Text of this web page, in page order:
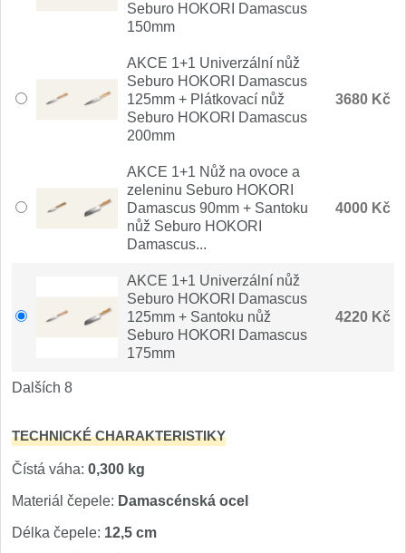
Nože Samura MO-V
Nože Samura Bamboo 1
Ostřiče nožů V-Sharp
Doplňky a díly 6
Seburo HOKORI Damascus
150mm
AKCE 1+1 Univerzální nůž
Seburo HOKORI Damascus
125mm + Plátkovací nůž
Seburo HOKORI Damascus
200mm
3680 Kč
AKCE 1+1 Nůž na ovoce a
zeleninu Seburo HOKORI
Damascus 90mm + Santoku
nůž Seburo HOKORI
Damascus...
4000 Kč
AKCE 1+1 Univerzální nůž
Seburo HOKORI Damascus
125mm + Santoku nůž
Seburo HOKORI Damascus
175mm
4220 Kč
Dalších 8
TECHNICKÉ CHARAKTERISTIKY
Čístá váha: 0,300 kg
Materiál čepele: Damascénská ocel
Délka čepele: 12,5 cm